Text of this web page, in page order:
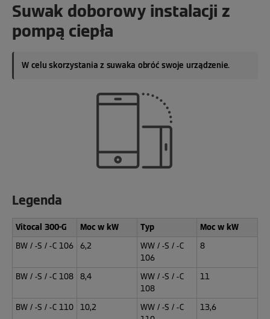
Suwak doborowy instalacji z
pompą ciepła
W celu skorzystania z suwaka obróć swoje urządzenie.
Legenda
Vitocal 300-G Moc w kW Typ
Moc w kW
BW / -S / -C 106
6,2
WW / -S / -C
106
8
BW / -S / -C 108 8,4
WW / -S / -C
108
11
BW / -S / -C 110 10,2
WW / -S / -C
13,6